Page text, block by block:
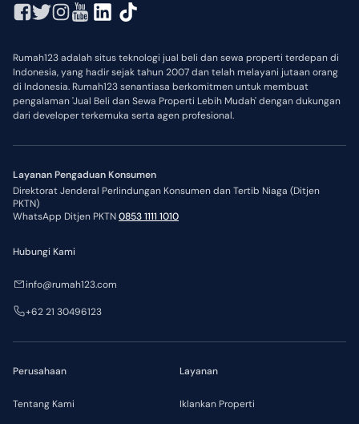
Rumah123 adalah situs teknologi jual beli dan sewa properti terdepan di
Indonesia, yang hadir sejak tahun 2007 dan telah melayani jutaan orang
di Indonesia. Rumah123 senantiasa berkomitmen untuk membuat
pengalaman 'Jual Beli dan Sewa Properti Lebih Mudah' dengan dukungan
dari developer terkemuka serta agen profesional.
Layanan Pengaduan Konsumen
Direktorat Jenderal Perlindungan Konsumen dan Tertib Niaga (Ditjen
PKTN)
WhatsApp Ditjen PKTN0853 1111 1010
Perusahaan
Tentang Kami
Layanan
Iklankan Properti
Hubungi Kami
info@rumah123.com
+62 21 30496123